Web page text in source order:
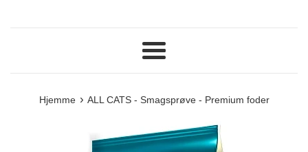
Menu
Hjemme › ALL CATS - Smagsprøve - Premium foder